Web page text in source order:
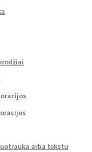
arba tekstu